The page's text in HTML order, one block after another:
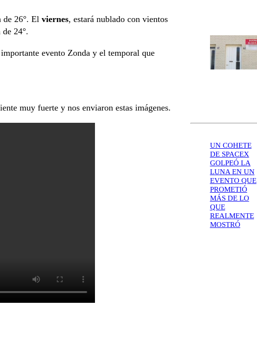
de 26°. El viernes, estará nublado con vientos
24°.
evento Zonda y el temporal que
muy fuerte y nos enviaron estas imágenes.
UN COHETE
DE SPACEX
GOLPEÓ LA
LUNA EN UN
EVENTO QUE
PROMETIÓ
MÁS DE LO
QUE
REALMENTE
MOSTRÓ